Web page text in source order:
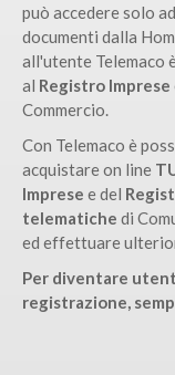
può accedere solo
documenti dalla
all'utente Telemaco
al Registro Imprese
Commercio.
Con Telemaco è
acquistare on line
Imprese e del
telematiche di
ed effettuare
Per diventare
registrazione,